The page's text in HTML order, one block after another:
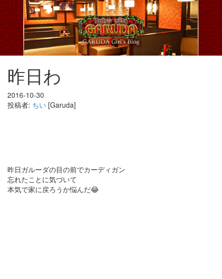
昨日わ
2016-10-30
投稿者: ちい [Garuda]
昨日ガルーダの目の前でカーディガン
忘れたことに気づいて
本気で家に戻ろうか悩んだ😂